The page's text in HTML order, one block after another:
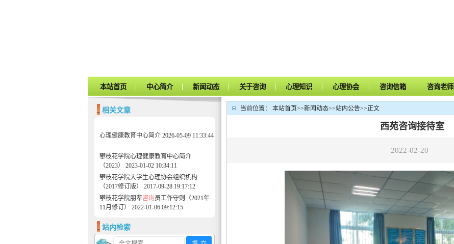
本站首页 | 中心简介 | 新闻动态 | 关于咨询 | 心理知识 | 心理协会 | 咨询信箱 | 咨询老师
相关文章
心理健康教育中心简介 2026-05-09 11:33:44
攀枝花学院心理健康教育中心简介
（2023）
2023-01-02 10:34:11
攀枝花学院大学生心理协会组织机构
（2017修订版）
2017-09-28 19:17:12
攀枝花学院朋辈咨询员工作守则（2021年
11月修订）
2022-01-06 09:12:15
站内检索
当前位置： 本站首页>>新闻动态>>站内公告>>正文
西苑咨询接待室
2022-02-20